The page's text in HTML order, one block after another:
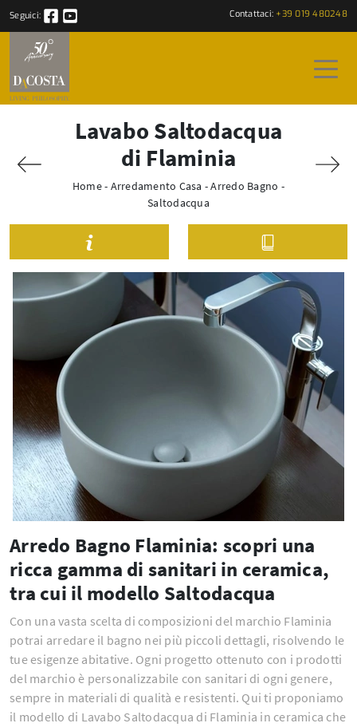
Seguici: Contattaci: +39 019 480248
Lavabo Saltodacqua
di Flaminia
Home- Arredamento Casa -Arredo Bagno -
Saltodacqua
Arredo Bagno Flaminia: scopri una
ricca gamma di sanitari in ceramica,
tra cui il modello Saltodacqua
Con una vasta scelta di composizioni del marchio Flaminia
potrai arredare il bagno nei più piccoli dettagli, risolvendo le
tue esigenze abitative. Ogni progetto ottenuto con i prodotti
del marchio è personalizzabile con sanitari di ogni genere,
sempre in materiali di qualità e resistenti. Qui ti proponiamo
il modello di Lavabo Saltodacqua di Flaminia in ceramica che